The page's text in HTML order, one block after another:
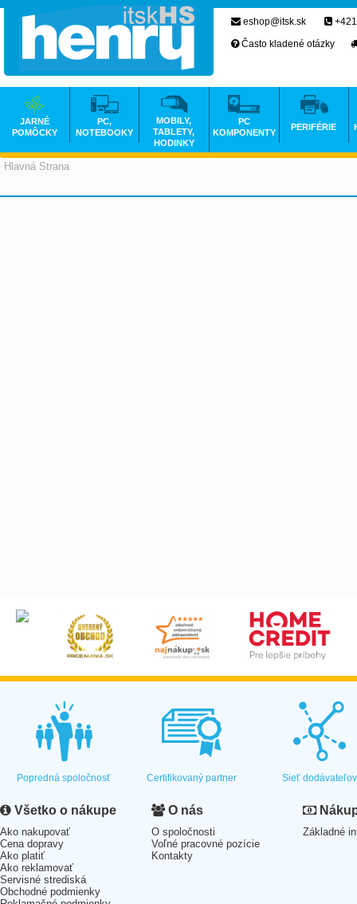
Hlavná Strana
eshop@itsk.sk
Často kladené otázky
JARNÉ
POMÔCKY
PC,
NOTEBOOKY
MOBILY,
TABLETY,
HODINKY
PC
KOMPONENTY
PERIFÉRIE
Popredná spoločnosť Certifikovaný partner Sieť dodávateľov
Všetko o nákupe
Ako nakupovať
Cena dopravy
Ako platiť
Ako reklamovať
Servisné strediská
Obchodné podmienky
O nás
O spoločnosti
Voľné pracovné pozície
Kontakty
Základné